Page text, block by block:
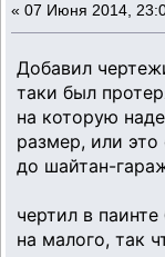
« 07 Июня 2014,
Добавил
таки был
на которую
размер, или
до шайтан-
чертил в
на малого, так